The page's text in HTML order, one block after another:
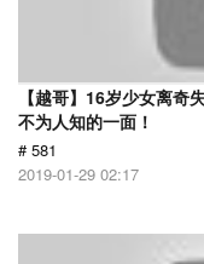
【越哥】16岁少女离奇
不为人知的一面！
# 581
2019-01-29 02:17